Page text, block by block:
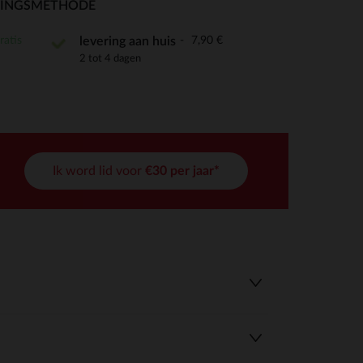
aan te passen en te beheren, en zorgt ervoor dat aan
levering aan huis 7,90 €
2 tot 4 dagen
Ik word lid voor €30 per jaar*